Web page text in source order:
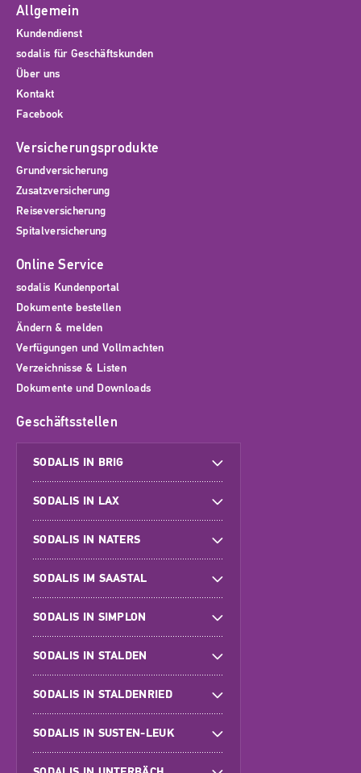
Allgemein
Kundendienst
sodalis für Geschäftskunden
Über uns
Kontakt
Facebook
Versicherungsprodukte
Grundversicherung
Zusatzversicherung
Reiseversicherung
Spitalversicherung
Online Service
sodalis Kundenportal
Dokumente bestellen
Ändern & melden
Verfügungen und Vollmachten
Verzeichnisse & Listen
Dokumente und Downloads
Geschäftsstellen
SODALIS IN BRIG
SODALIS IN LAX
SODALIS IN NATERS
SODALIS IM SAASTAL
SODALIS IN SIMPLON
SODALIS IN STALDEN
SODALIS IN STALDENRIED
SODALIS IN SUSTEN-LEUK